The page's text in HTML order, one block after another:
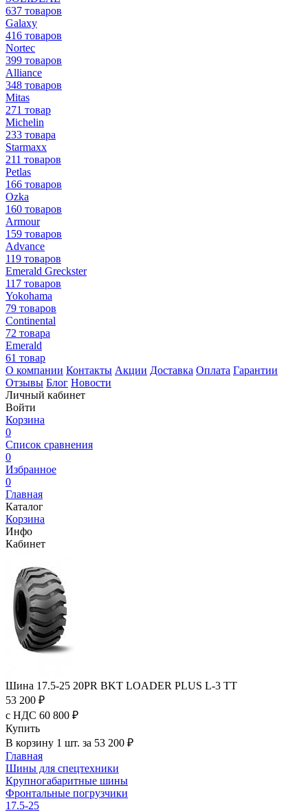
637 товаров
Galaxy
416 товаров
Nortec
399 товаров
Alliance
348 товаров
Mitas
271 товар
Michelin
233 товара
Starmaxx
211 товаров
Petlas
166 товаров
Ozka
160 товаров
Armour
159 товаров
Advance
119 товаров
Emerald Greckster
117 товаров
Yokohama
79 товаров
Continental
72 товара
Emerald
61 товар
О компании Контакты Акции Доставка Оплата Гарантии
Отзывы Блог Новости
Личный кабинет
Войти
Корзина
0
Список сравнения
0
Избранное
0
Главная
Каталог
Корзина
Инфо
Кабинет
Шина 17.5-25 20PR BKT LOADER PLUS L-3 TT
53 200 ₽
с НДС 60 800 ₽
Купить
В корзину 1 шт. за 53 200 ₽
Главная
Шины для спецтехники
Крупногабаритные шины
Фронтальные погрузчики
17.5-25